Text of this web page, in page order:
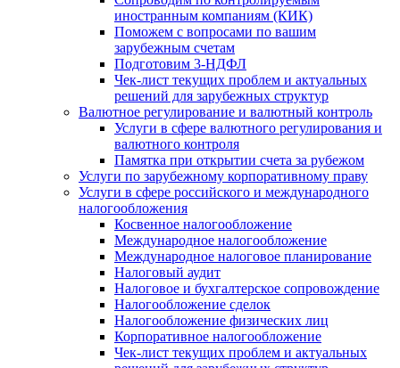
иностранным компаниям (КИК)
Поможем с вопросами по вашим
зарубежным счетам
Подготовим 3-НДФЛ
Чек-лист текущих проблем и актуальных
решений для зарубежных структур
Валютное регулирование и валютный контроль
Услуги в сфере валютного регулирования и
валютного контроля
Памятка при открытии счета за рубежом
Услуги по зарубежному корпоративному праву
Услуги в сфере российского и международного
налогообложения
Косвенное налогообложение
Международное налогообложение
Международное налоговое планирование
Налоговый аудит
Налоговое и бухгалтерское сопровождение
Налогообложение сделок
Налогообложение физических лиц
Корпоративное налогообложение
Чек-лист текущих проблем и актуальных